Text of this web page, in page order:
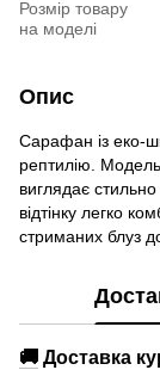
Розмір товару
на моделі
Опис
Сарафан із еко-
рептилію. Модель
виглядає
відтінку легко
стриманих блуз
🚚 Доставка